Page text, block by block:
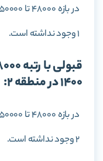
1 وجود نداشته است.
1400 در منطقه 2:
2 وجود نداشته است.